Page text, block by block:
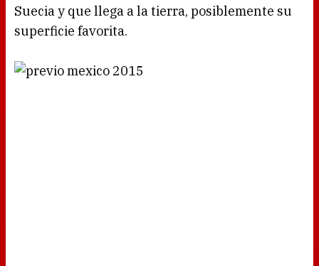
Suecia y que llega a la tierra, posiblemente su
superficie favorita.